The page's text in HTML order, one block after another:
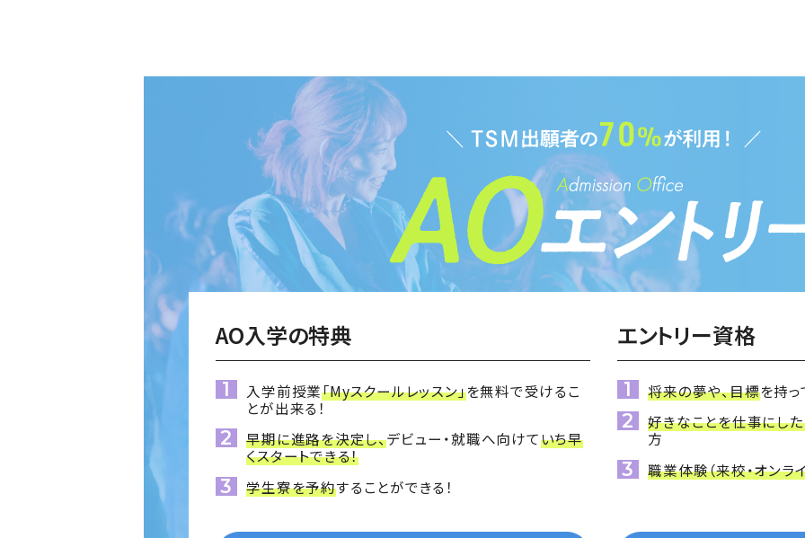
AO入学の特典
入学前授業「Myスクールレッスン」を無料で受けるこ
とが出来る！
早期に進路を決定し、デビュー・就職へ向けていち早
くスタートできる！
学生寮を予約することができる！
エントリー資格
将来の夢や、目標を持
好きなことを仕事にし
方
職業体験（来校・オンラ